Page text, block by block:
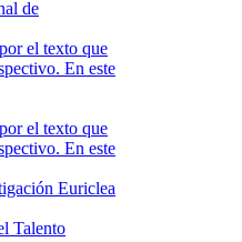
de
Euriclea
Talento